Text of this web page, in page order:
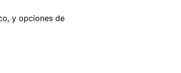
y opciones de